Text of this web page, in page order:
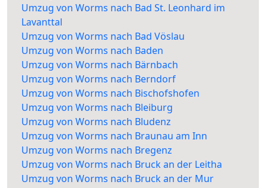
Umzug von Worms nach Bad St. Leonhard im
Lavanttal
Umzug von Worms nach Bad Vöslau
Umzug von Worms nach Baden
Umzug von Worms nach Bärnbach
Umzug von Worms nach Berndorf
Umzug von Worms nach Bischofshofen
Umzug von Worms nach Bleiburg
Umzug von Worms nach Bludenz
Umzug von Worms nach Braunau am Inn
Umzug von Worms nach Bregenz
Umzug von Worms nach Bruck an der Leitha
Umzug von Worms nach Bruck an der Mur